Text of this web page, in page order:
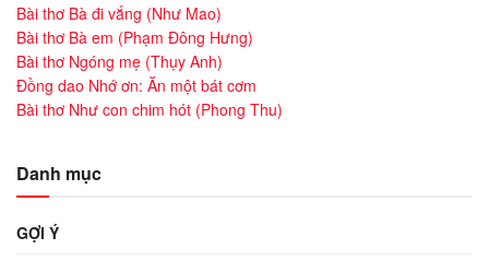
Bài thơ Bà đi vắng (Như Mao)
Bài thơ Bà em (Phạm Đông Hưng)
Bài thơ Ngóng mẹ (Thụy Anh)
Đồng dao Nhớ ơn: Ăn một bát cơm
Bài thơ Như con chim hót (Phong Thu)
Danh mục
GỢI Ý